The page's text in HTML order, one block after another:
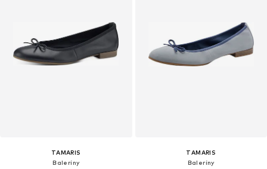
TAMARIS
Baleríny
TAMARIS
Baleríny